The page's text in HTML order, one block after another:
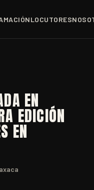
LOCUTORES
EN
EDICIÓN
EN